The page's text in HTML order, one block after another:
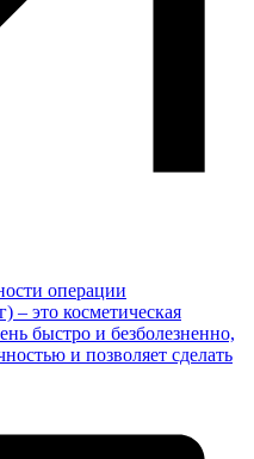
операции
это косметическая
быстро и безболезненно,
и позволяет сделать